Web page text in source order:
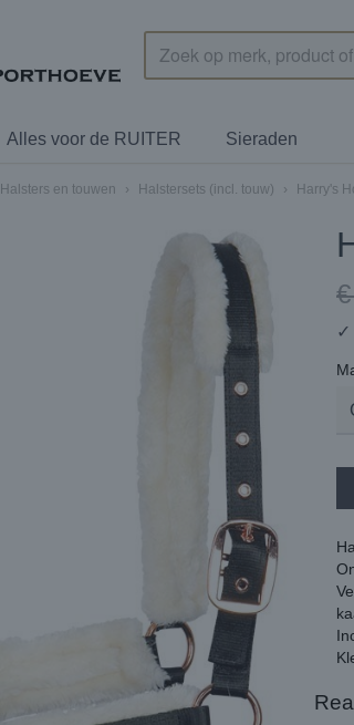
Alles voor de RUITER Sieraden
Halsters en touwen › Halstersets (incl. touw) › Harry's
✓